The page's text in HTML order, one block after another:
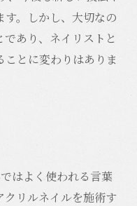
。しかし、大切なの
あり、ネイリストと
ことに変わりはありま
はよく使われる言葉
クリルネイルを施術す